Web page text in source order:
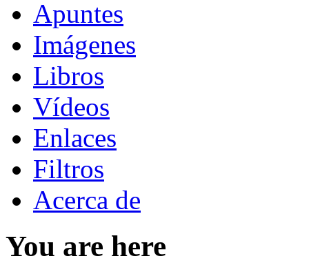
Apuntes
Imágenes
Libros
Vídeos
Enlaces
Filtros
Acerca de
You are here